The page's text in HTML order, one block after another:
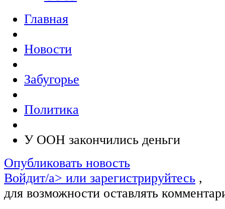
Главная
Новости
Забугорье
Политика
У ООН закончились деньги
Опубликовать новость
Войдит/a> или зарегистрируйтесь ,
для возможности оставлять